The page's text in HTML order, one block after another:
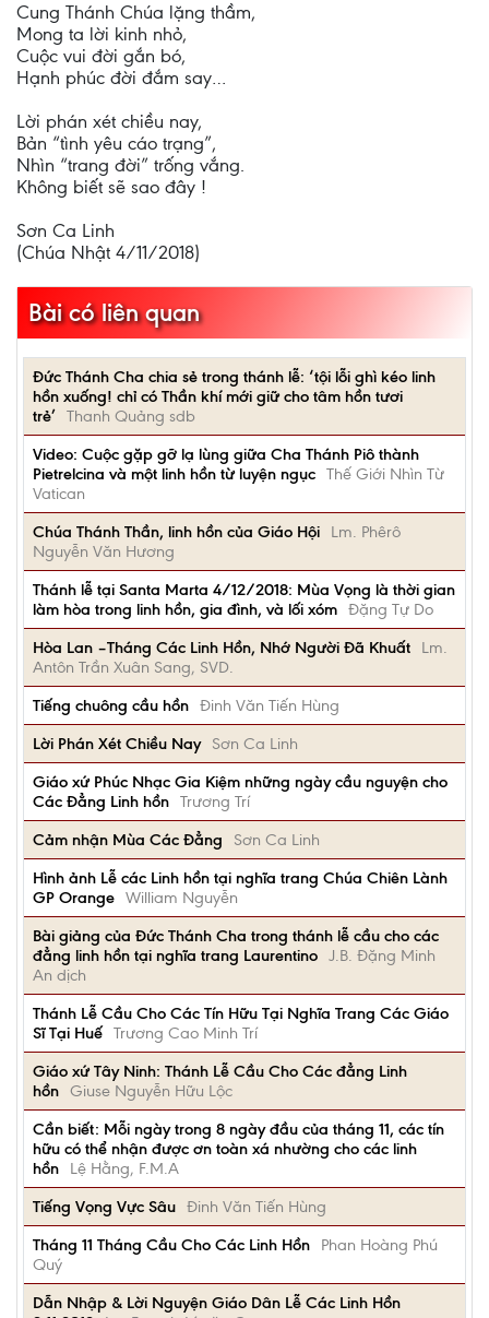
Cung Thánh Chúa lặng thầm,
Mong ta lời kinh nhỏ,
Cuộc vui đời gắn bó,
Hạnh phúc đời đắm say…
Lời phán xét chiều nay,
Bản “tình yêu cáo trạng”,
Nhìn “trang đời” trống vắng.
Không biết sẽ sao đây !
Sơn Ca Linh
(Chúa Nhật 4/11/2018)
Bài có liên quan
Đức Thánh Cha chia sẻ trong thánh lễ: ‘tội lỗi ghì kéo linh
hồn xuống! chỉ có Thần khí mới giữ cho tâm hồn tươi
trẻ’ Thanh Quảng sdb
Video: Cuộc gặp gỡ lạ lùng giữa Cha Thánh Piô thành
Pietrelcina và một linh hồn từ luyện ngục Thế Giới Nhìn Từ
Vatican
Chúa Thánh Thần, linh hồn của Giáo Hội
Lm. Phêrô
Nguyễn Văn Hương
Thánh lễ tại Santa Marta 4/12/2018: Mùa Vọng là thời gian
làm hòa trong linh hồn, gia đình, và lối xóm Đặng Tự Do
Hòa Lan –Tháng Các Linh Hồn, Nhớ Người Đã Khuất
Lm.
Antôn Trần Xuân Sang, SVD.
Tiếng chuông cầu hồn Đinh Văn Tiến Hùng
Lời Phán Xét Chiều Nay
Sơn Ca Linh
Giáo xứ Phúc Nhạc Gia Kiệm những ngày cầu nguyện cho
Các Đẳng Linh hồn Trương Trí
Cảm nhận Mùa Các Đẳng
Sơn Ca Linh
Hình ảnh Lễ các Linh hồn tại nghĩa trang Chúa Chiên Lành
GP Orange William Nguyễn
Bài giảng của Đức Thánh Cha trong thánh lễ cầu cho các
đẳng linh hồn tại nghĩa trang Laurentino J.B. Đặng Minh
An dịch
Thánh Lễ Cầu Cho Các Tín Hữu Tại Nghĩa Trang Các Giáo
Sĩ Tại Huế Trương Cao Minh Trí
Giáo xứ Tây Ninh: Thánh Lễ Cầu Cho Các đẳng Linh
hồn Giuse Nguyễn Hữu Lộc
Cần biết: Mỗi ngày trong 8 ngày đầu của tháng 11, các tín
hữu có thể nhận được ơn toàn xá nhường cho các linh
hồn
Lệ Hằng, F.M.A
Tiếng Vọng Vực Sâu Đinh Văn Tiến Hùng
Tháng 11 Tháng Cầu Cho Các Linh Hồn
Phan Hoàng Phú
Quý
Dẫn Nhập & Lời Nguyện Giáo Dân Lễ Các Linh Hồn